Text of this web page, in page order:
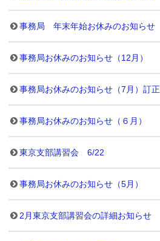
事務局 年末年始お休みのお知らせ
事務局お休みのお知らせ（12月）
事務局お休みのお知らせ（7月）訂正
事務局お休みのお知らせ（６月）
東京支部講習会 6/22
事務局お休みのお知らせ（5月）
2月東京支部講習会の詳細お知らせ